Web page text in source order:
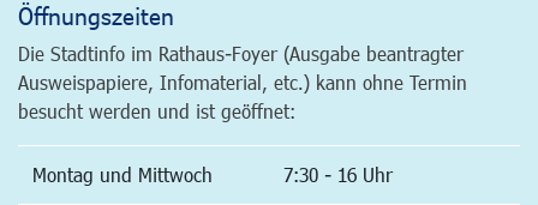
Öffnungszeiten
Die Stadtinfo im Rathaus-Foyer (Ausgabe beantragter
Ausweispapiere, Infomaterial, etc.) kann ohne Termin
besucht werden und ist geöffnet:
Montag und Mittwoch 7:30 - 16 Uhr